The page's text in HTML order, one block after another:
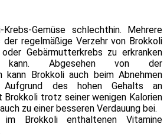
Gemüse schlecht­hin. Mehrere
re­gel­mä­ßi­ge Verzehr von Brokkoli
Gebärmutterkrebs zu er­kran­ken
kann. Abgesehen von der
kann Brokkoli auch beim Abnehmen
des ho­hen Gehalts an
trotz sei­ner we­ni­gen Kalorien
zu ei­ner bes­se­ren Verdauung bei.
Brokkoli ent­hal­te­nen Vitamine